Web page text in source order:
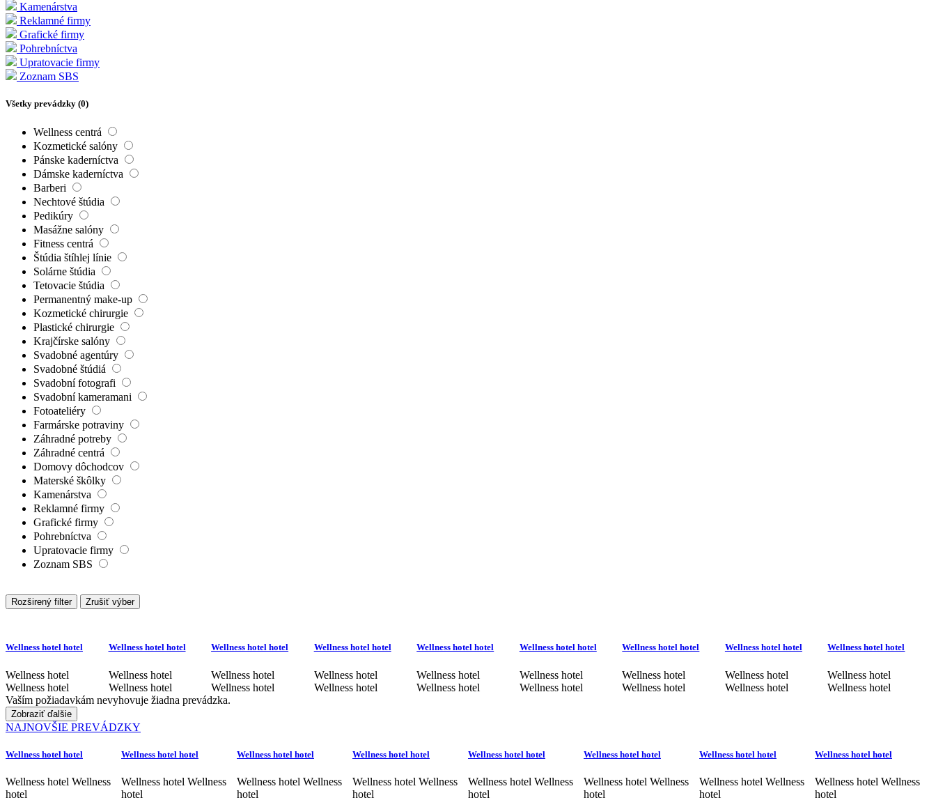
Kamenárstva
Reklamné firmy
Grafické firmy
Pohrebníctva
Upratovacie firmy
Zoznam SBS
Všetky prevádzky (0)
Wellness centrá
Kozmetické salóny
Pánske kaderníctva
Dámske kaderníctva
Barberi
Nechtové štúdia
Pedikúry
Masážne salóny
Fitness centrá
Štúdia štíhlej línie
Solárne štúdia
Tetovacie štúdia
Permanentný make-up
Kozmetické chirurgie
Plastické chirurgie
Krajčírske salóny
Svadobné agentúry
Svadobné štúdiá
Svadobní fotografi
Svadobní kameramani
Fotoateliéry
Farmárske potraviny
Záhradné potreby
Záhradné centrá
Domovy dôchodcov
Materské škôlky
Kamenárstva
Reklamné firmy
Grafické firmy
Pohrebníctva
Upratovacie firmy
Zoznam SBS
Rozširený filter Zrušiť výber
Wellness hotel hotel
Wellness hotel
Wellness hotel
Wellness hotel hotel
Wellness hotel
Wellness hotel
Wellness hotel hotel
Wellness hotel
Wellness hotel
Wellness hotel hotel
Wellness hotel
Wellness hotel
Wellness hotel hotel
Wellness hotel
Wellness hotel
Wellness hotel hotel
Wellness hotel
Wellness hotel
Wellness hotel hotel
Wellness hotel
Wellness hotel
Wellness hotel hotel
Wellness hotel
Wellness hotel
Wellness hotel hotel
Wellness hotel
Wellness hotel
Vaším požiadavkám nevyhovuje žiadna prevádzka.
Zobraziť ďalšie
NAJNOVŠIE PREVÁDZKY
Wellness hotel hotel
Wellness hotel Wellness
hotel
Wellness hotel hotel
Wellness hotel Wellness
hotel
Wellness hotel hotel
Wellness hotel Wellness
hotel
Wellness hotel hotel
Wellness hotel Wellness
hotel
Wellness hotel hotel
Wellness hotel Wellness
hotel
Wellness hotel hotel
Wellness hotel Wellness
hotel
Wellness hotel hotel
Wellness hotel Wellness
hotel
Wellness hotel hotel
Wellness hotel Wellness
hotel